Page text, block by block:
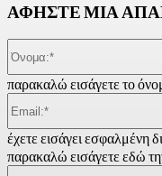
ΑΦΗΣΤΕ ΜΙΑ
παρακαλώ εισάγετε το
έχετε εισάγει εσφαλμένη
παρακαλώ εισάγετε εδώ